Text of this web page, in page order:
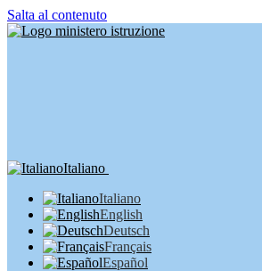
Salta al contenuto
Italiano
Italiano
English
Deutsch
Français
Español